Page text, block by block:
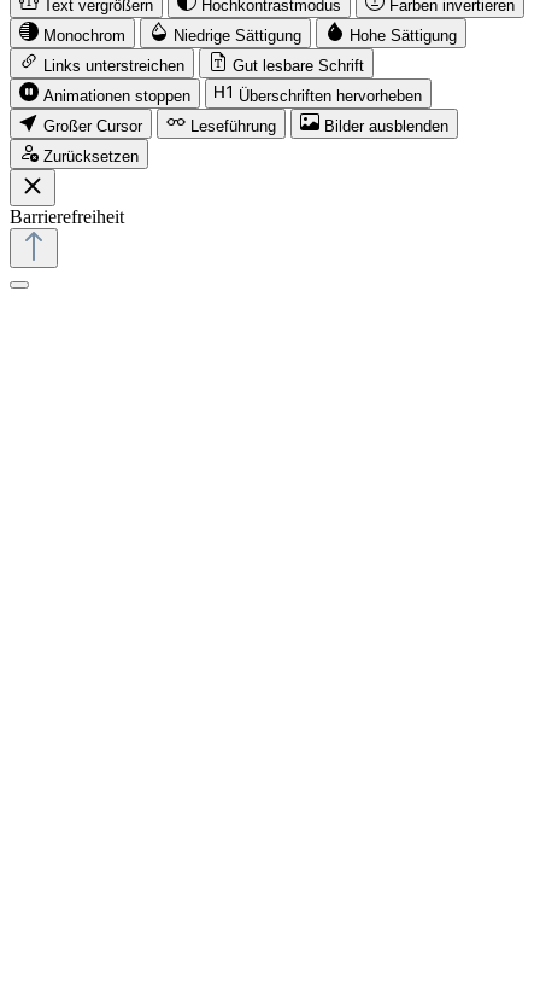
Text vergrößern Hochkontrastmodus
Farben invertieren
Monochrom
Niedrige Sättigung
Hohe Sättigung
Links unterstreichen
Gut lesbare Schrift
Animationen stoppen
Überschriften hervorheben
Großer Cursor
Leseführung
Bilder ausblenden
Zurücksetzen
Barrierefreiheit